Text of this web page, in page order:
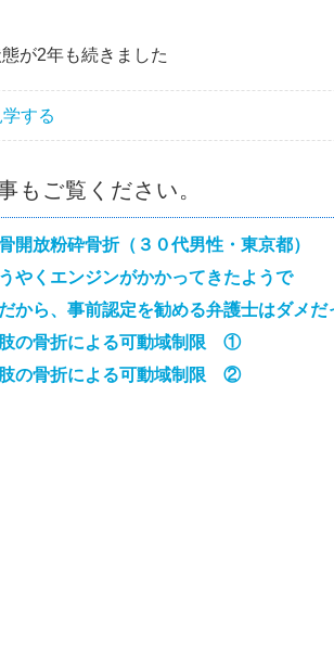
が2年も続きました
する
もご覧ください。
開放粉砕骨折（３０代男性・東京都）
やくエンジンがかかってきたようで
から、事前認定を勧める弁護士はダメだ
の骨折による可動域制限 ①
の骨折による可動域制限 ②